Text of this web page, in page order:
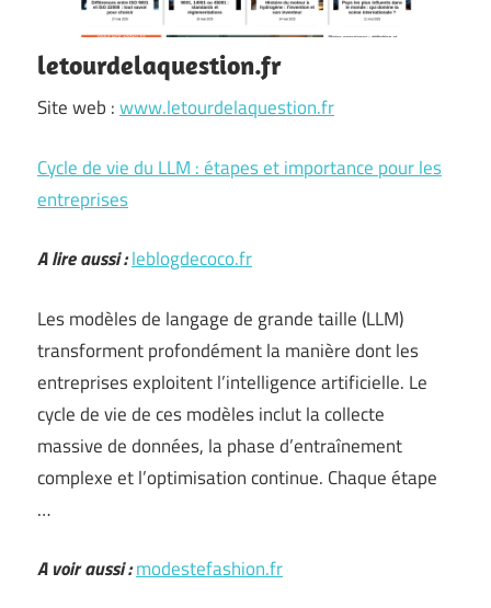
letourdelaquestion.fr
Site web :www.letourdelaquestion.fr
Cycle de vie du LLM : étapes et importance pour les
entreprises
A lire aussi :leblogdecoco.fr
Les modèles de langage de grande taille (LLM)
transforment profondément la manière dont les
entreprises exploitent l’intelligence artificielle. Le
cycle de vie de ces modèles inclut la collecte
massive de données, la phase d’entraînement
complexe et l’optimisation continue. Chaque étape
…
A voir aussi :modestefashion.fr